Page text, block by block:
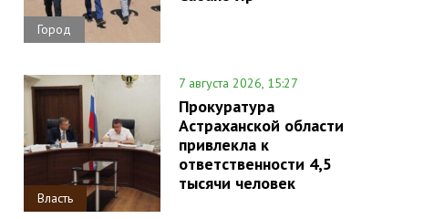
Город
Власть
7 августа 2026, 15:27
Прокуратура
Астраханской области
привлекла к
ответственности 4,5
тысячи человек